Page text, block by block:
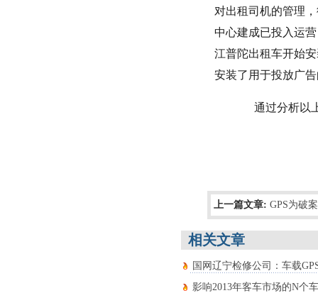
对出租司机的管理
中心建成已投入运
江普陀出租车开始
安装了用于投放广
通过分析以
上一篇文章: GPS为破
相关文章
国网辽宁检修公司：车载
影响2013年客车市场的N个